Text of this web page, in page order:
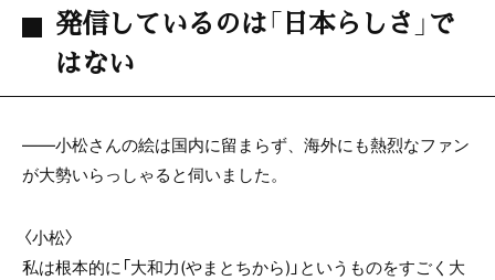
発信しているのは「日本らしさ」で
はない
――小松さんの絵は国内に留まらず、海外にも熱烈なファン
が大勢いらっしゃると伺いました。
〈小松〉
私は根本的に「大和力(やまとちから)」というものをすごく大